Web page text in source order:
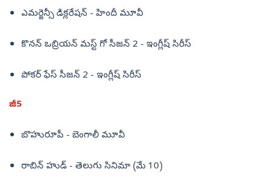
ఎమర్జెన్సీ డిక్లరేషన్ - హిందీ మూవీ
కొనన్ ఒబ్రియన్ మస్ట్ గో సీజన్ 2 - ఇంగ్లీష్ సిరీస్
పోకర్ ఫేస్ సీజన్ 2 - ఇంగ్లీష్ సిరీస్
జీ5
బొహురూపీ - బెంగాలీ మూవీ
రాబిన్ హుడ్ - తెలుగు సినిమా (మే 10)